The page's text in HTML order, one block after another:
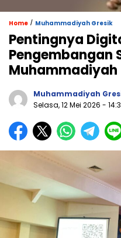
Home / Muhammadiyah Gresik
Pentingnya
Pengembangan
Muhammadiyah
Muhammadiyah
Selasa, 12 Mei 2026 -